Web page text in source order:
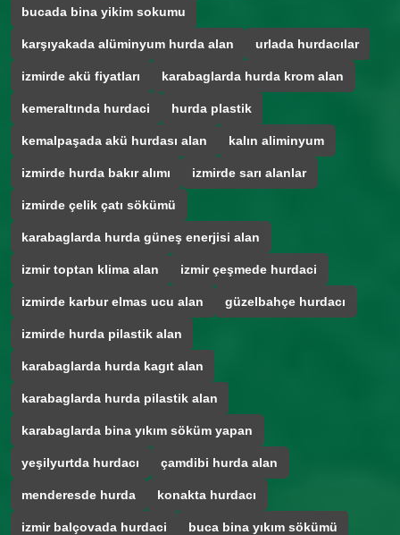
bucada bina yikim sokumu
karşıyakada alüminyum hurda alan urlada hurdacılar
izmirde akü fiyatları karabaglarda hurda krom alan
kemeraltında hurdaci hurda plastik
kemalpaşada akü hurdası alan kalın aliminyum
izmirde hurda bakır alımı izmirde sarı alanlar
izmirde çelik çatı sökümü
karabaglarda hurda güneş enerjisi alan
izmir toptan klima alan izmir çeşmede hurdaci
izmirde karbur elmas ucu alan güzelbahçe hurdacı
izmirde hurda pilastik alan
karabaglarda hurda kagıt alan
karabaglarda hurda pilastik alan
karabaglarda bina yıkım söküm yapan
yeşilyurtda hurdacı çamdibi hurda alan
menderesde hurda konakta hurdacı
izmir balçovada hurdaci buca bina yıkım sökümü